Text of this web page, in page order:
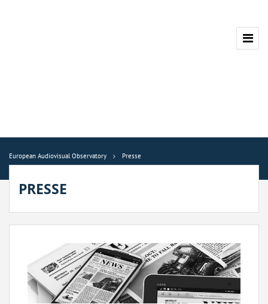
European Audiovisual Observatory Presse
PRESSE